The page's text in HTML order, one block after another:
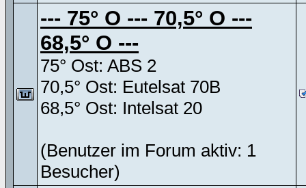
--- 75° O --- 70,5° O ---
68,5° O ---
75° Ost: ABS 2
70,5° Ost: Eutelsat 70B
68,5° Ost: Intelsat 20
(Benutzer im Forum aktiv: 1
Besucher)